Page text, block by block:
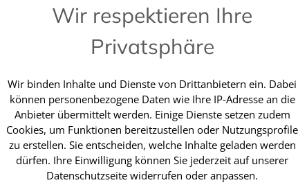
GUTERRAT
A.Vogel
(100 ml)
Pflanzliches Arzneimittel zur
Erkältungskrankheiten
€ 25,95
€ 25,95/ 100 ml
Wir respektieren Ihre
Privatsphäre
Wir binden Inhalte und Dienste von Drittanbietern ein. Dabei
können personenbezogene Daten wie Ihre IP-Adresse an die
Anbieter übermittelt werden. Einige Dienste setzen zudem
Cookies, um Funktionen bereitzustellen oder Nutzungsprofile
zu erstellen. Sie entscheiden, welche Inhalte geladen werden
dürfen. Ihre Einwilligung können Sie jederzeit auf unserer
Datenschutzseite widerrufen oder anpassen.